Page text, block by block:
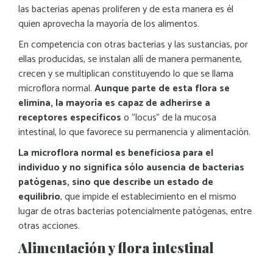
las bacterias apenas proliferen y de esta manera es él
quien aprovecha la mayoría de los alimentos.
En competencia con otras bacterias y las sustancias, por
ellas producidas, se instalan allí de manera permanente,
crecen y se multiplican constituyendo lo que se llama
microflora normal.Aunque parte de esta flora se
elimina, la mayoría es capaz de adherirse a
receptores específicoso “locus” de la mucosa
intestinal, lo que favorece su permanencia y alimentación.
La microflora normal es beneficiosa para el
individuo y no significa sólo ausencia de bacterias
patógenas, sino que describe un estado de
equilibrio, que impide el establecimiento en el mismo
lugar de otras bacterias potencialmente patógenas, entre
otras acciones.
Alimentación y flora intestinal